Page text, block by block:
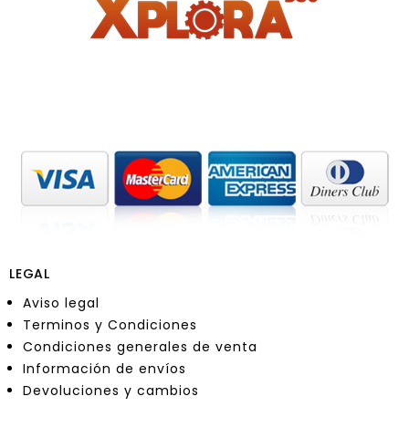
LEGAL
Aviso legal
Terminos y Condiciones
Condiciones generales de venta
Información de envíos
Devoluciones y cambios